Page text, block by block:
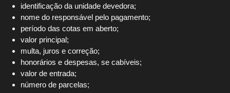
identificação da unidade devedora;
nome do responsável pelo pagamento;
período das cotas em aberto;
valor principal;
multa, juros e correção;
honorários e despesas, se cabíveis;
valor de entrada;
número de parcelas;